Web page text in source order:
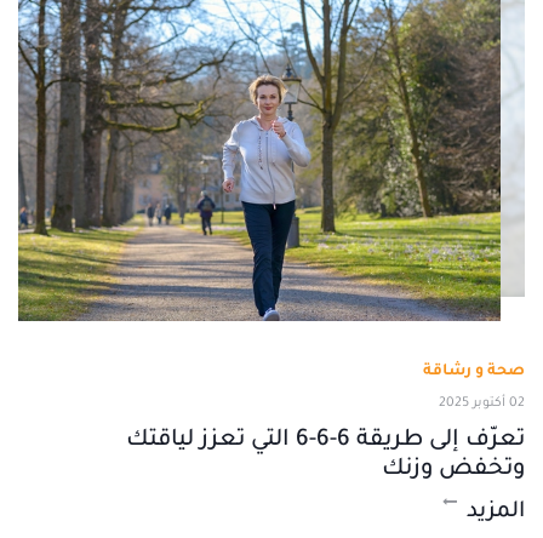
صحة و رشاقة
02 أكتوبر 2025
تعرّف إلى طريقة 6-6-6 التي تعزز لياقتك
وتخفض وزنك
المزيد